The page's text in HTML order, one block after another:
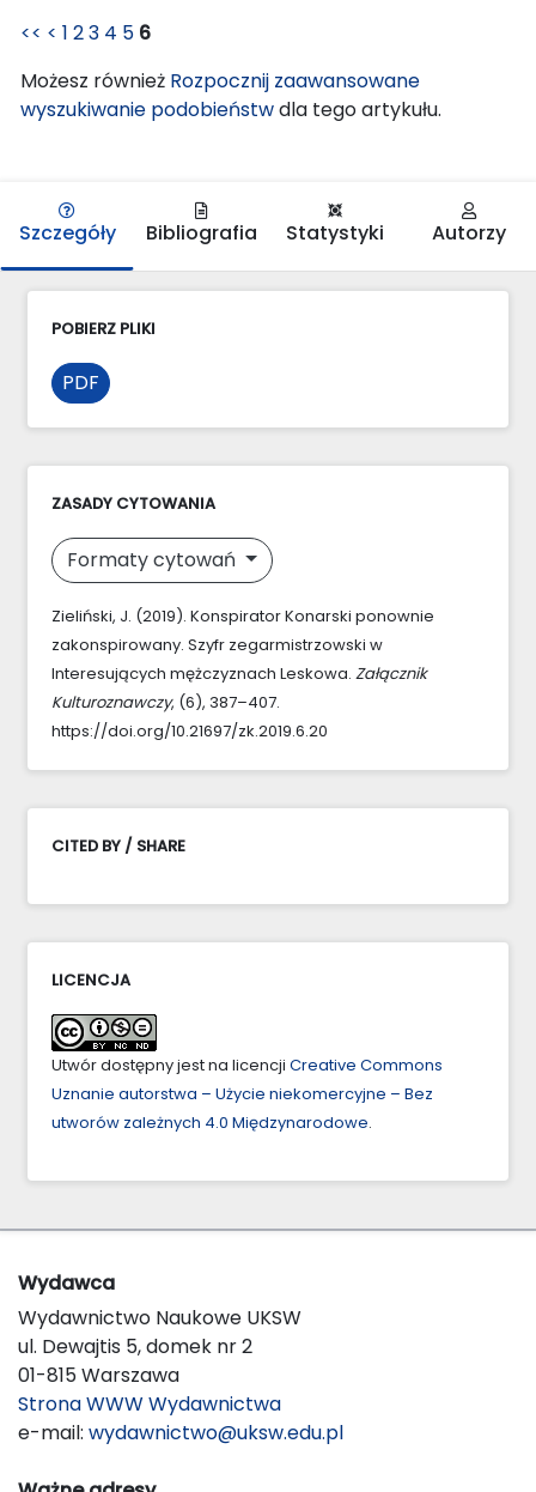
<< < 1 23 4 5 6
Możesz również Rozpocznij zaawansowane
wyszukiwanie podobieństwdla tego artykułu.
Szczegóły Bibliografia Statystyki Autorzy
POBIERZ PLIKI
PDF
ZASADY CYTOWANIA
Formaty cytowań
Zieliński, J. (2019). Konspirator Konarski ponownie
zakonspirowany. Szyfr zegarmistrzowski w
Interesujących mężczyznach Leskowa. Załącznik
Kulturoznawczy, (6), 387–407.
https://doi.org/10.21697/zk.2019.6.20
CITED BY / SHARE
LICENCJA
Utwór dostępny jest na licencji Creative Commons
Uznanie autorstwa – Użycie niekomercyjne – Bez
utworów zależnych 4.0 Międzynarodowe.
Wydawca
Wydawnictwo Naukowe UKSW
ul. Dewajtis 5, domek nr 2
01-815 Warszawa
Strona WWW Wydawnictwa
e-mail: wydawnictwo@uksw.edu.pl